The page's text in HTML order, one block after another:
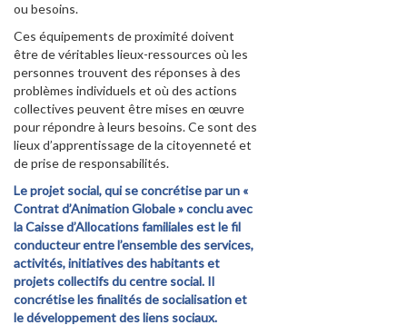
ou besoins.
Ces équipements de proximité doivent
être de véritables lieux-ressources où les
personnes trouvent des réponses à des
problèmes individuels et où des actions
collectives peuvent être mises en œuvre
pour répondre à leurs besoins. Ce sont des
lieux d’apprentissage de la citoyenneté et
de prise de responsabilités.
Le projet social, qui se concrétise par un «
Contrat d’Animation Globale » conclu avec
la Caisse d’Allocations familiales est le fil
conducteur entre l’ensemble des services,
activités, initiatives des habitants et
projets collectifs du centre social. Il
concrétise les finalités de socialisation et
le développement des liens sociaux.